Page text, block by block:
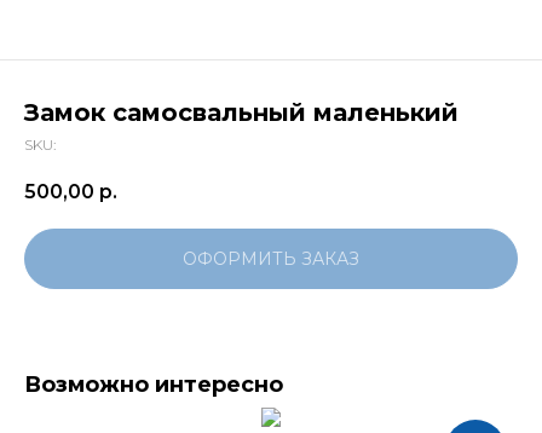
Замок самосвальный маленький
SKU:
500,00 р.
ОФОРМИТЬ ЗАКАЗ
Возможно интересно